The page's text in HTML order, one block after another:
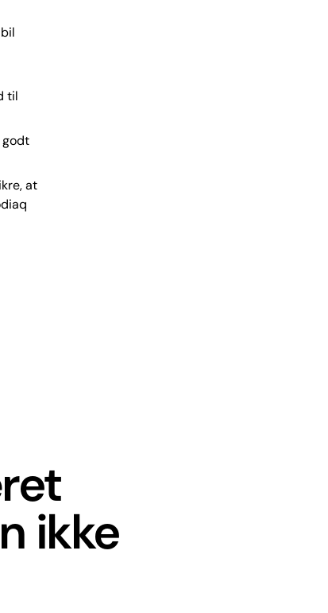
til
godt
at
ikke